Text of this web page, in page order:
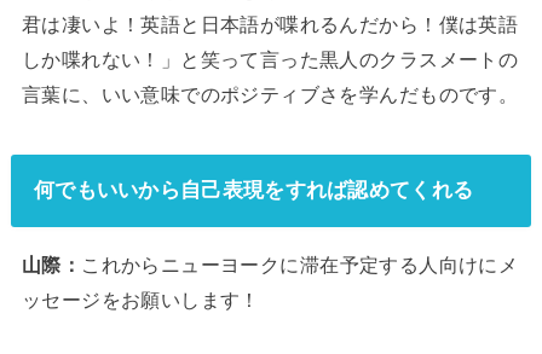
君は凄いよ！英語と日本語が喋れるんだから！僕は英語
しか喋れない！」と笑って言った黒人のクラスメートの
言葉に、いい意味でのポジティブさを学んだものです。
何でもいいから自己表現をすれば認めてくれる
山際： これからニューヨークに滞在予定する人向けにメ
ッセージをお願いします！